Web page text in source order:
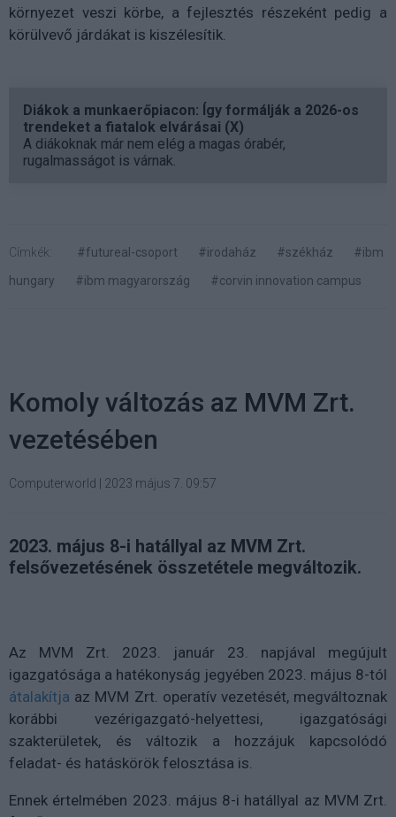
környezet veszi körbe, a fejlesztés részeként pedig a
körülvevő járdákat is kiszélesítik.
Diákok a munkaerőpiacon: Így formálják a 2026-os
trendeket a fiatalok elvárásai (X)
A diákoknak már nem elég a magas órabér,
rugalmasságot is várnak.
Címkék: #futureal-csoport #irodaház #székház
#ibm
hungary
#ibm magyarország #corvin innovation campus
Komoly változás az MVM Zrt.
vezetésében
Computerworld | 2023 május 7. 09:57
2023. május 8-i hatállyal az MVM Zrt.
felsővezetésének összetétele megváltozik.
Az MVM Zrt. 2023. január 23. napjával megújult
igazgatósága a hatékonyság jegyében 2023. május 8-tól
átalakítja az MVM Zrt. operatív vezetését, megváltoznak
korábbi vezérigazgató-helyettesi, igazgatósági
szakterületek, és változik a hozzájuk kapcsolódó
feladat- és hatáskörök felosztása is.
Ennek értelmében 2023. május 8-i hatállyal az MVM Zrt.